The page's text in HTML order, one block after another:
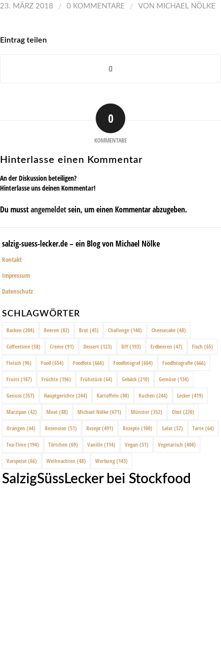
23. MÄRZ 2018 / 0 KOMMENTARE / VON MICHAEL NÖLKE
Eintrag teilen
0
KOMMENTARE
Hinterlasse einen Kommentar
An der Diskussion beteiligen?
Hinterlasse uns deinen Kommentar!
Du musstangemeldetsein, um einen Kommentar abzugeben.
salzig-suess-lecker.de – ein Blog von Michael Nölke
Kontakt
Impressum
Datenschutz
SCHLAGWÖRTER
Backen (204) Beeren (82) Brot (45) Challenge (140) Cheesecake (48)
Coffeetime (58) Creme (91) Dessert (123) DIY (193) Erdbeeren (47) Fisch (65)
Fleisch (96) Food (654) Foodfoto (666) Foodfotograf(664) Foodfotografie (666)
Fruits (187) Früchte (196) Frühstück (64) Gebäck (210) Gemüse (134)
Genuss (357) Hauptgerichte (244) Kartoffeln (88) Kuchen (244) Lecker (419)
Marzipan (42) Meat (88) Michael Nölke (671) Münster (352) Obst (220)
Orangen (44) Rezension (51) Rezept (491) Rezepte (100) Salat (57) Tarte (64)
Tea-Time (194) Törtchen (69) Vanille (114) Vegan (51) Vegetarisch (404)
Vorspeise (66) Weihnachten (48) Werbung (143)
SalzigSüssLecker bei Stockfood